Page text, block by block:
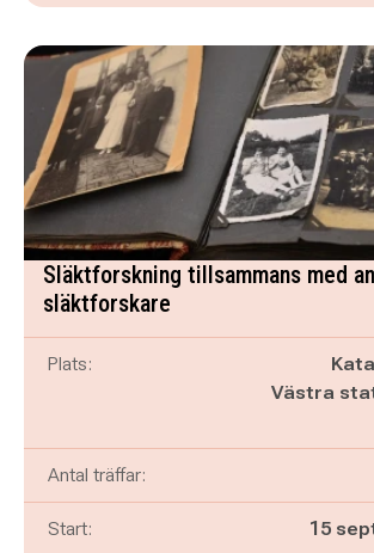
Släktforskning tillsammans med
släktforskare
Plats:
Västra
Antal träffar:
Start: 15